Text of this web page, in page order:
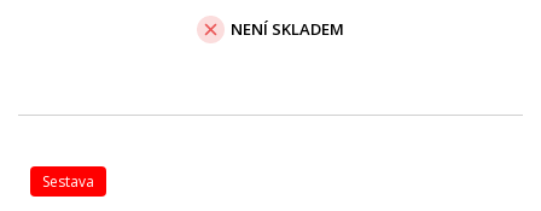
NENÍ SKLADEM
sestava